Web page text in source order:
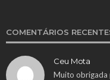
COMENTÁRIOS
Ceu Mota
Muito obrigada